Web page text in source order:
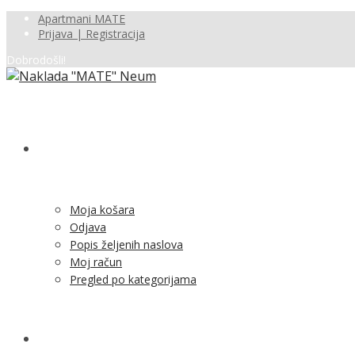
Apartmani MATE
Prijava | Registracija
Dobrodošli!
Moja košara
Odjava
Popis željenih naslova
Moj račun
Pregled po kategorijama